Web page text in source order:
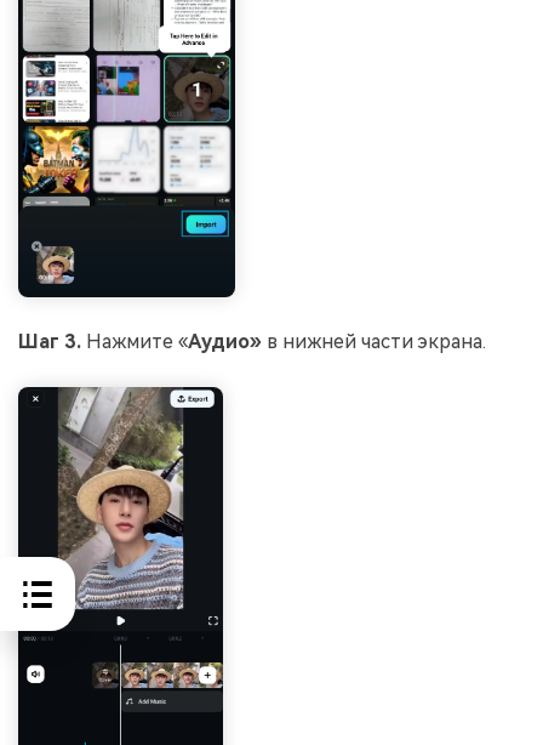
Шаг 3. Нажмите «Аудио» в нижней части экрана.